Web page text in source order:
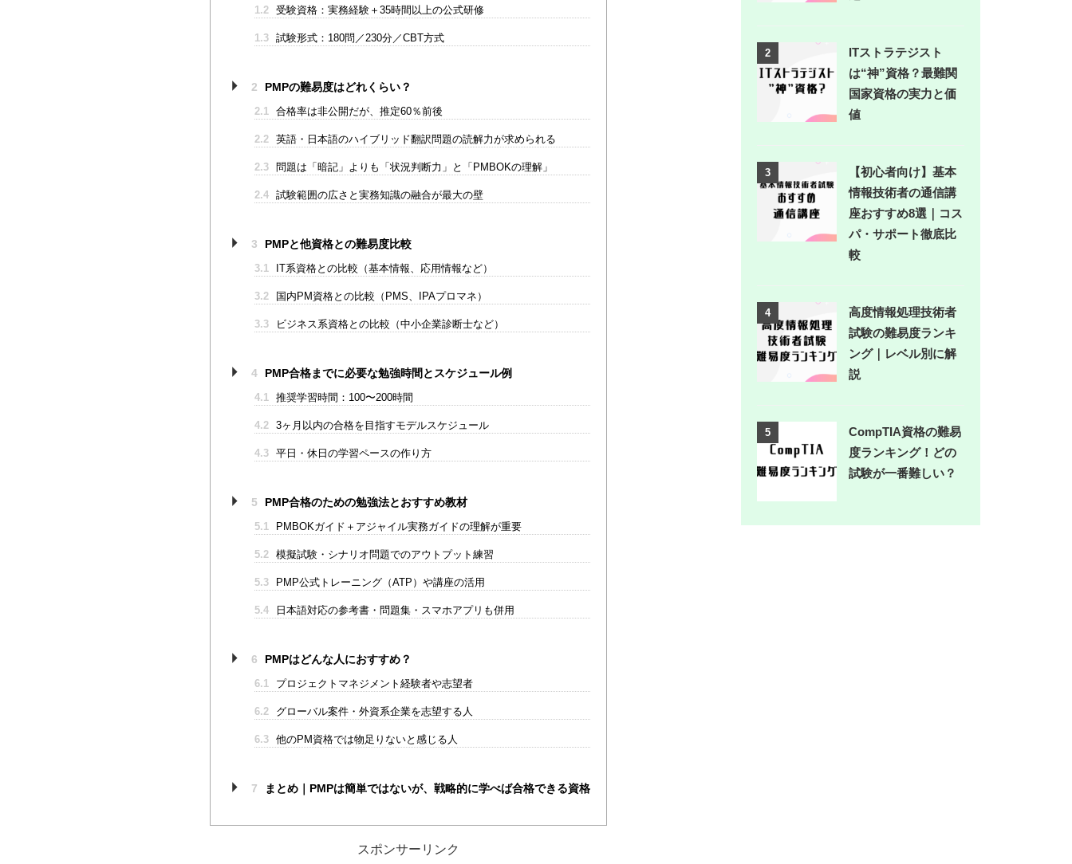
1.2 受験資格：実務経験＋35時間以上の公式研修
1.3 試験形式：180問／230分／CBT方式
2 PMPの難易度はどれくらい？
2.1 合格率は非公開だが、推定60％前後
2.2 英語・日本語のハイブリッド翻訳問題の読解力が求められる
2.3 問題は「暗記」よりも「状況判断力」と「PMBOKの理解」
2.4 試験範囲の広さと実務知識の融合が最大の壁
3 PMPと他資格との難易度比較
3.1 IT系資格との比較（基本情報、応用情報など）
3.2 国内PM資格との比較（PMS、IPAプロマネ）
3.3 ビジネス系資格との比較（中小企業診断士など）
4 PMP合格までに必要な勉強時間とスケジュール例
4.1 推奨学習時間：100〜200時間
4.2 3ヶ月以内の合格を目指すモデルスケジュール
4.3 平日・休日の学習ペースの作り方
5 PMP合格のための勉強法とおすすめ教材
5.1 PMBOKガイド＋アジャイル実務ガイドの理解が重要
5.2 模擬試験・シナリオ問題でのアウトプット練習
5.3 PMP公式トレーニング（ATP）や講座の活用
5.4 日本語対応の参考書・問題集・スマホアプリも併用
6 PMPはどんな人におすすめ？
6.1 プロジェクトマネジメント経験者や志望者
6.2 グローバル案件・外資系企業を志望する人
6.3 他のPM資格では物足りないと感じる人
7 まとめ｜PMPは簡単ではないが、戦略的に学べば合格できる資格
スポンサーリンク
2
ITストラテジスト
は“神”資格？最難関
国家資格の実力と価
値
3
【初心者向け】基本
情報技術者の通信講
座おすすめ8選｜コス
パ・サポート徹底比
較
4
高度情報処理技術者
試験の難易度ランキ
ング｜レベル別に解
説
5
CompTIA資格の難易
度ランキング！どの
試験が一番難しい？